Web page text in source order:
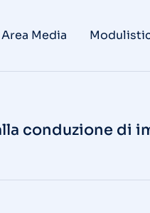
Area Media
conduzione di